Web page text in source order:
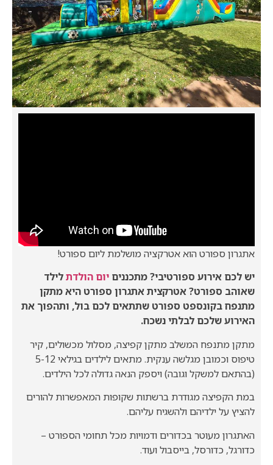
אתגרון ספורט הוא אטרקציה מושלמת ליום ספורט!
יש לכם אירוע ספורטיבי? מתכננים יום הולדתלילד
שאוהב ספורט? אטרקצית אתגרון ספורט היא מתקן
מתנפח בקונספט ספורט שתתאים לכם בול, ותהפוך את
האירוע שלכם לבלתי נשכח.
מתקן מתנפח המשלב מתקן קפיצה, מסלול מכשולים, קיר
טיפוס וכמובן מגלשה ענקית. מתאים לילדים בגילאי 5-12
(בהתאם למשקל וגובה) ויספק הנאה גדולה לכל הילדים.
במת הקפיצה מגודרת ברשתות שקופות המאפשרות להורים
להציץ על ילדיהם ולהשגיח עליהם.
האתגרון מעוטר בכדורים ודמויות מכל תחומי הספורט –
כדורגל, כדורסל, בייסבול ועוד.